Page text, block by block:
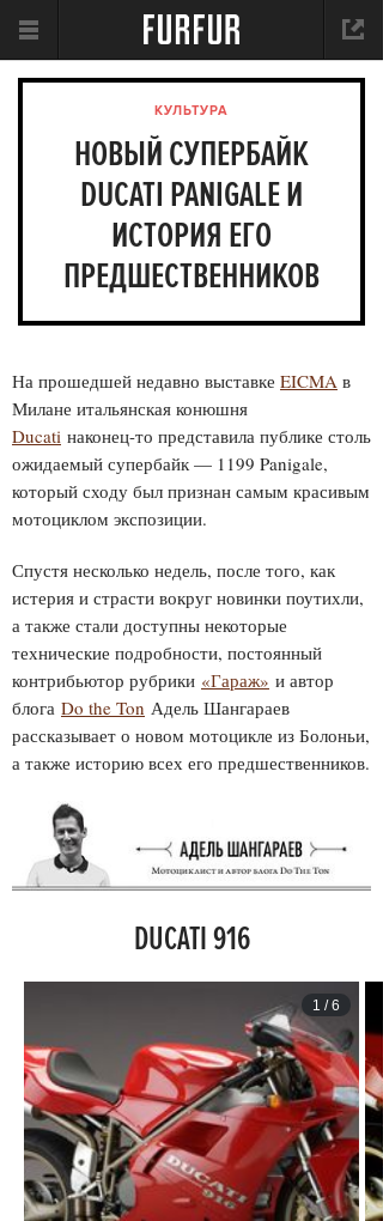
КУЛЬТУРА
НОВЫЙ СУПЕРБАЙК
DUCATI PANIGALE И
ИСТОРИЯ ЕГО
ПРЕДШЕСТВЕННИКОВ
На прошедшей недавно выставке EICMA в
Милане итальянская конюшня
Ducati наконец-то представила публике столь
ожидаемый супербайк — 1199 Panigale,
который сходу был признан самым красивым
мотоциклом экспозиции.
Спустя несколько недель, после того, как
истерия и страсти вокруг новинки поутихли,
а также стали доступны некоторые
технические подробности, постоянный
контрибьютор рубрики «Гараж» и автор
блога Do the Ton Адель Шангараев
рассказывает о новом мотоцикле из Болоньи,
а также историю всех его предшественников.
DUCATI 916
1 /6